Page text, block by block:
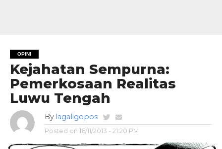
OPINI
Kejahatan Sempurna:
Pemerkosaan Realitas
Luwu Tengah
By lagaligopos
Posted on 16/11/2013 - 21:20 PM